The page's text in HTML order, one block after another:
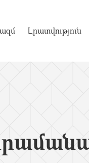
Լրատվություն